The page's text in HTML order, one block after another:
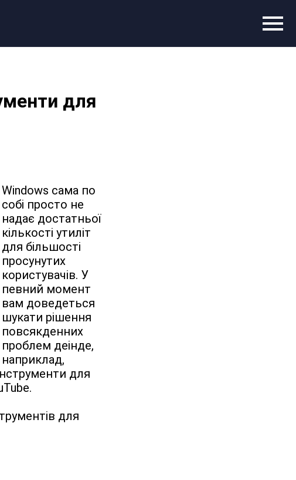
для
Windows сама по
собі просто не
надає достатньої
кількості утиліт
для більшості
просунутих
користувачів. У
певний момент
вам доведеться
шукати рішення
повсякденних
проблем деінде,
наприклад,
для
для